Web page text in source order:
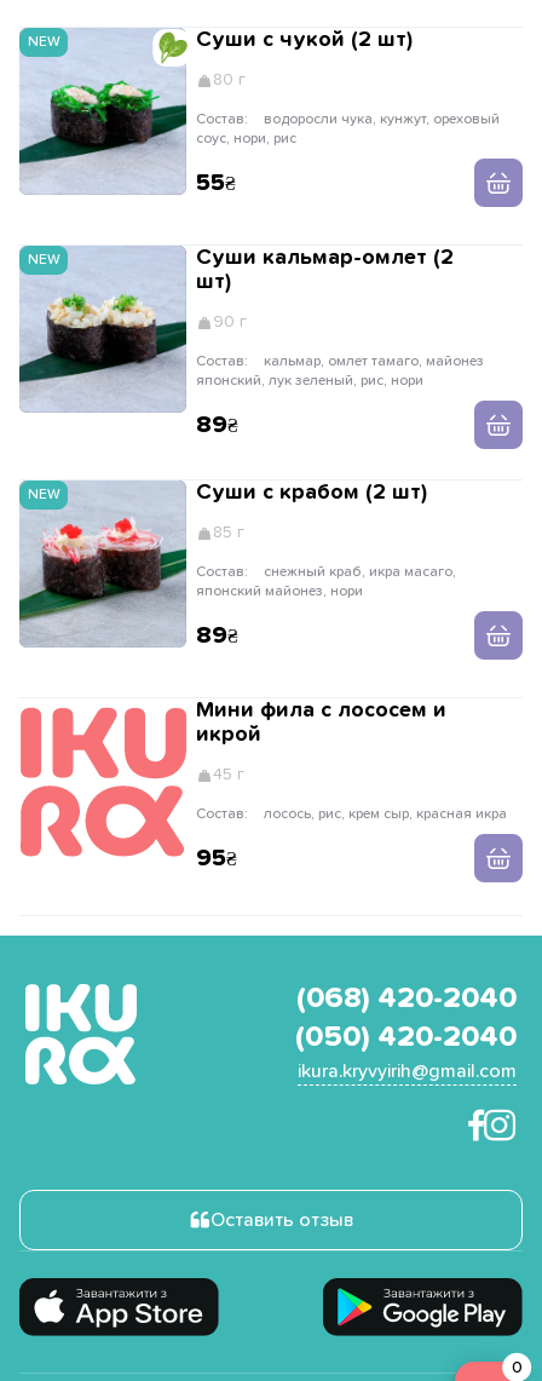
NEW Суши с чукой (2 шт)
80 г
Состав:
соус, нори, рис
55
NEW
Суши кальмар-омлет (2
шт)
90 г
Состав:
японский, лук зеленый, рис, нори
89
NEW Суши с крабом (2 шт)
85 г
Состав:
японский майонез, нори
89
Мини фила с лососем и
икрой
45 г
Состав: лосось, рис, крем сыр, красная икра
95
(068) 420-2040
(050) 420-2040
ikura.kryvyirih@gmail.com
Оставить отзыв